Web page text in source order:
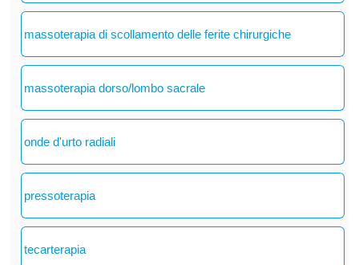
massoterapia di scollamento delle ferite chirurgiche
massoterapia dorso/lombo sacrale
onde d'urto radiali
pressoterapia
tecarterapia